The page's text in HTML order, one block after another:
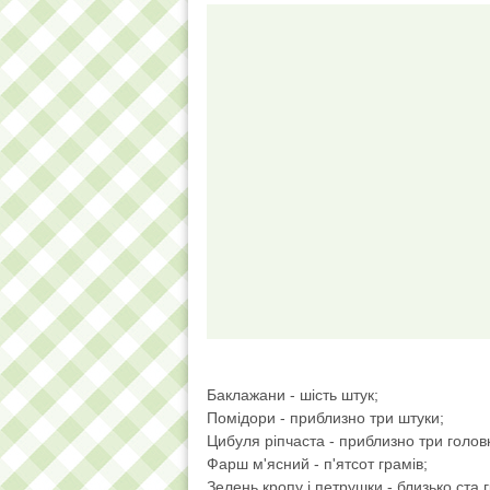
Баклажани - шість штук;
Помідори - приблизно три штуки;
Цибуля ріпчаста - приблизно три
Фарш м'ясний - п'ятсот грамів;